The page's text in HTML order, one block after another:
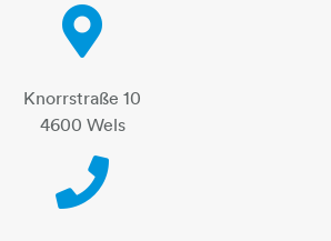
Knorrstraße 10
4600 Wels
Telephone